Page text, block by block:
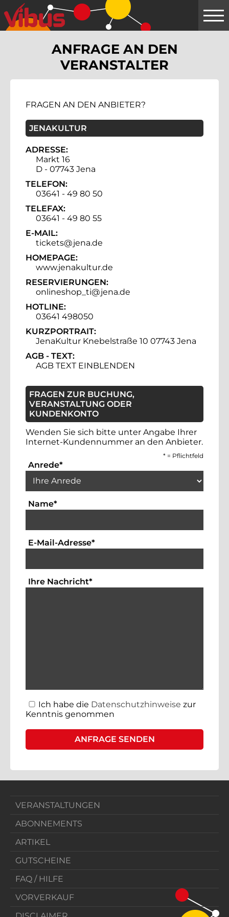
Springe
zum
Hauptinhalt
ANFRAGE AN DEN
VERANSTALTER
FRAGEN AN DEN ANBIETER?
JENAKULTUR
ADRESSE:
Markt 16
D - 07743 Jena
TELEFON:
03641 - 49 80 50
TELEFAX:
03641 - 49 80 55
E-MAIL:
tickets@jena.de
HOMEPAGE:
www.jenakultur.de
RESERVIERUNGEN:
onlineshop_ti@jena.de
HOTLINE:
03641 498050
KURZPORTRAIT:
JenaKultur Knebelstraße 10 07743 Jena
AGB - TEXT:
AGB TEXT EINBLENDEN
FRAGEN ZUR BUCHUNG,
VERANSTALTUNG ODER
KUNDENKONTO
Wenden Sie sich bitte unter Angabe Ihrer
Internet-Kundennummer an den Anbieter.
* = Pflichtfeld
Anrede*Auswahlbox für die Anrede. Dies ist
Name*Textfeld für die Eingabe Ihres Namens.
E-Mail-Adresse*Textfeld für die Eingabe der
Ihre Nachricht*Bitte geben Sie hier Ihre
Ich habe die Datenschutzhinweise zur
Kenntnis genommen
VERANSTALTUNGEN
ABONNEMENTS
ARTIKEL
GUTSCHEINE
FAQ / HILFE
VORVERKAUF